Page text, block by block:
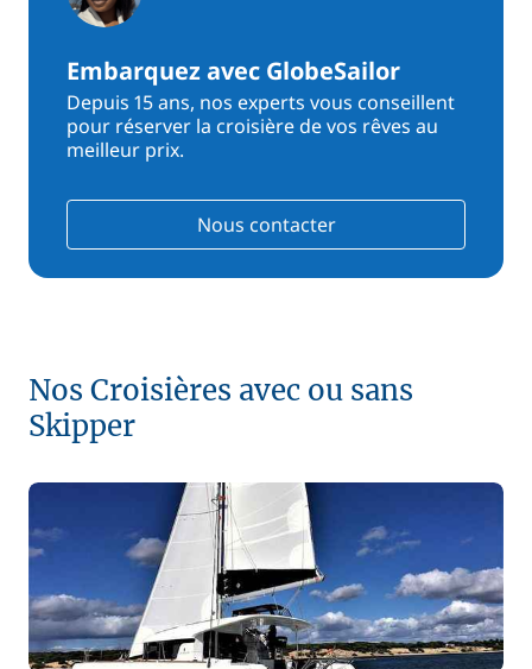
Embarquez avec GlobeSailor
Depuis 15 ans, nos experts vous conseillent
pour réserver la croisière de vos rêves au
meilleur prix.
Nous contacter
Nos Croisières avec ou sans
Skipper